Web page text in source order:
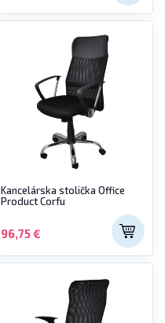
Kancelárska stolička Office
Product Corfu
96,75 €